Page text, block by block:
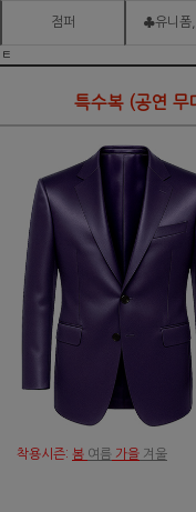
점퍼 ♣유니폼,
ㅌ
특수복 (공연 무
착용시즌: 봄 여름 가을 겨울